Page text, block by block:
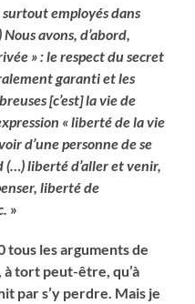
surtout employés dans
avons, d’abord,
» : le respect du secret
garanti et les
[c’est] la vie de
« liberté de la vie
d’une personne de se
(…) liberté d’aller et venir,
liberté de
»
tous les arguments de
tort peut-être, qu’à
par s’y perdre. Mais je